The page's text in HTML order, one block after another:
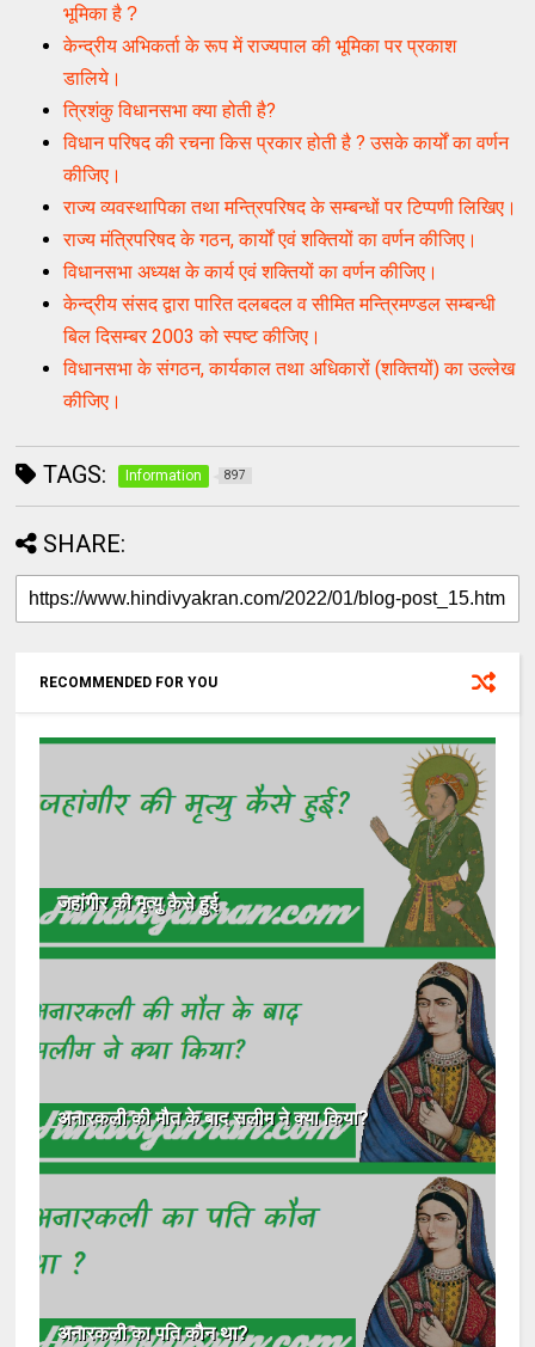
भूमिका है ?
केन्द्रीय अभिकर्ता के रूप में राज्यपाल की भूमिका पर प्रकाश
डालिये।
त्रिशंकु विधानसभा क्या होती है?
विधान परिषद की रचना किस प्रकार होती है ? उसके कार्यों का वर्णन
कीजिए।
राज्य व्यवस्थापिका तथा मन्त्रिपरिषद के सम्बन्धों पर टिप्पणी लिखिए।
राज्य मंत्रिपरिषद के गठन, कार्यों एवं शक्तियों का वर्णन कीजिए।
विधानसभा अध्यक्ष के कार्य एवं शक्तियों का वर्णन कीजिए।
केन्द्रीय संसद द्वारा पारित दलबदल व सीमित मन्त्रिमण्डल सम्बन्धी
बिल दिसम्बर 2003 को स्पष्ट कीजिए।
विधानसभा के संगठन, कार्यकाल तथा अधिकारों (शक्तियों) का उल्लेख
कीजिए।
TAGS: Information 897
SHARE:
RECOMMENDED FOR YOU
जहांगीर की मृत्यु कैसे हुई
अनारकली की मौत के बाद सलीम ने क्या किया?
अनारकली का पति कौन था?